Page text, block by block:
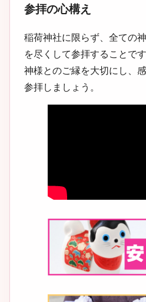
参拝の心構え
稲荷神社に限らず、全ての
を尽くして参拝することです
神様とのご縁を大切にし、
参拝しましょう。